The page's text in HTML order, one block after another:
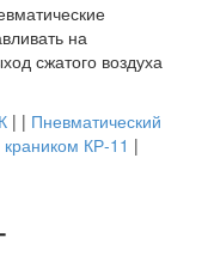
на
сжатого воздуха
| | Пневматический
КР-11 |